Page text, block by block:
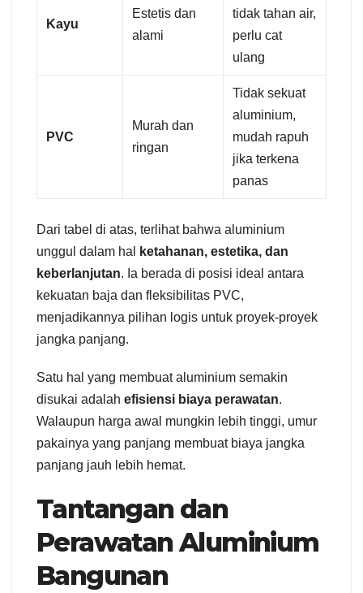
Kayu
Estetis dan
alami
tidak tahan air,
perlu cat
ulang
PVC
Murah dan
ringan
Tidak sekuat
aluminium,
mudah rapuh
jika terkena
panas
Dari tabel di atas, terlihat bahwa aluminium
unggul dalam hal
ketahanan, estetika, dan
keberlanjutan. Ia berada di posisi ideal antara
kekuatan baja dan fleksibilitas PVC,
menjadikannya pilihan logis untuk proyek-proyek
jangka panjang.
Satu hal yang membuat aluminium semakin
disukai adalah efisiensi biaya perawatan.
Walaupun harga awal mungkin lebih tinggi, umur
pakainya yang panjang membuat biaya jangka
panjang jauh lebih hemat.
Tantangan dan
Perawatan Aluminium
Bangunan